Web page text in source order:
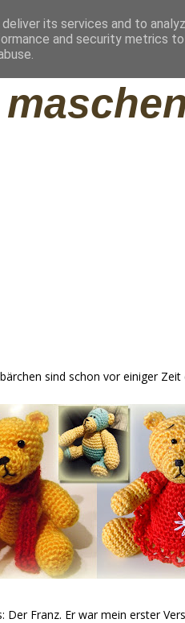
Impressum
sind schon vor einiger Zeit
Der Franz. Er war mein erster
its services and to
and security metrics